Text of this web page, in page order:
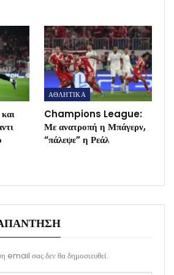
ΑΘΛΗΤΙΚΑ
Champions League:
Με ανατροπή η Μπάγερν,
“πάλεψε” η Ρεάλ
email σας δεν θα δημοσιευθεί.